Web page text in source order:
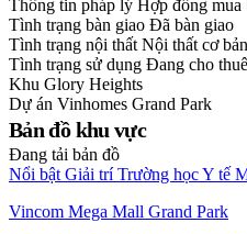
Thông tin pháp lý Hợp đồng mua
Tình trạng bàn giao Đã bàn giao
Tình trạng nội thất Nội thất cơ bản
Tình trạng sử dụng Đang cho thuê
Khu Glory Heights
Dự án Vinhomes Grand Park
Bản đồ khu vực
Đang tải bản đồ
Nổi bật Giải trí Trường họcY tế
Vincom Mega Mall Grand Park